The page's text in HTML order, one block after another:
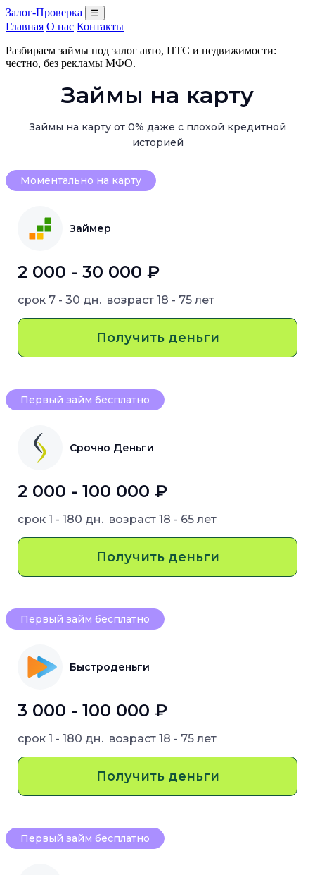
Залог-Проверка ☰
Главная О нас Контакты
Разбираем займы под залог авто, ПТС и недвижимости:
честно, без рекламы МФО.
Займы на карту
Займы на карту от 0% даже с плохой кредитной
историей
Моментально на карту
Займер
2 000 - 30 000 ₽
срок 7 - 30 дн. возраст 18 - 75 лет
Получить деньги
Первый займ бесплатно
Срочно Деньги
2 000 - 100 000 ₽
срок 1 - 180 дн. возраст 18 - 65 лет
Получить деньги
Первый займ бесплатно
Быстроденьги
3 000 - 100 000 ₽
срок 1 - 180 дн. возраст 18 - 75 лет
Получить деньги
Первый займ бесплатно